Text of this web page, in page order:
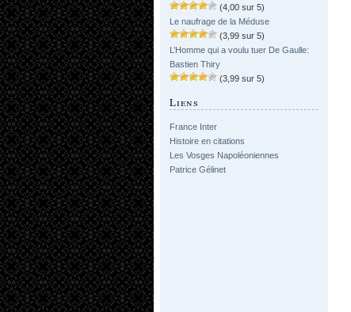
(4,00 sur 5)
Le naufrage de la Méduse
(3,99 sur 5)
L’Homme qui a voulu tuer De Gaulle:
Bastien Thiry
(3,99 sur 5)
Liens
France Inter
Histoire en citations
Les Vosges Napoléoniennes
Patrice Gélinet